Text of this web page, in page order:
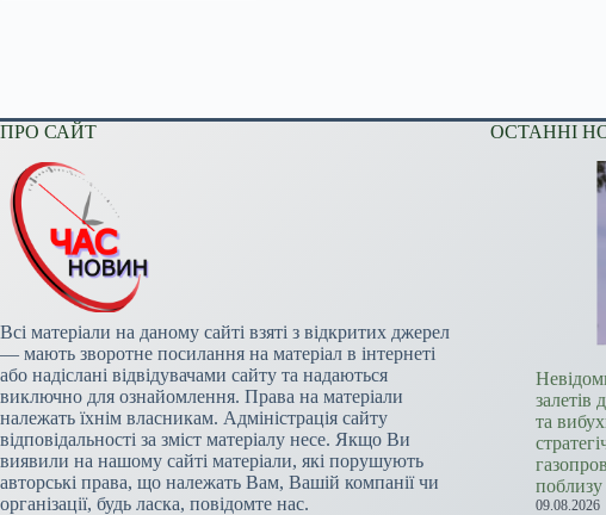
ПРО САЙТ
Всі матеріали на даному сайті взяті з відкритих джерел
— мають зворотне посилання на матеріал в інтернеті
або надіслані відвідувачами сайту та надаються
виключно для ознайомлення. Права на матеріали
належать їхнім власникам. Адміністрація сайту
відповідальності за зміст матеріалу несе. Якщо Ви
виявили на нашому сайті матеріали, які порушують
авторські права, що належать Вам, Вашій компанії чи
організації, будь ласка, повідомте нас.
ОСТАННІ
залетів
та
поблизу
09.08.2026